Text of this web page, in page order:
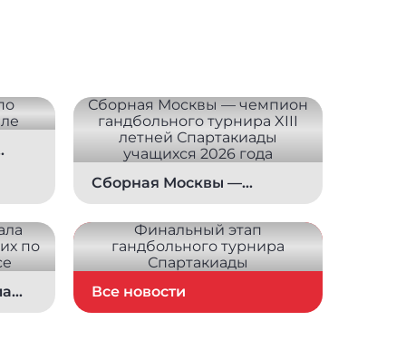
Сборная Москвы —
Спартакиады учащихся
2026 года
Все новости